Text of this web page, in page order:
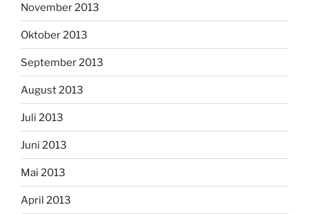
November 2013
Oktober 2013
September 2013
August 2013
Juli 2013
Juni 2013
Mai 2013
April 2013